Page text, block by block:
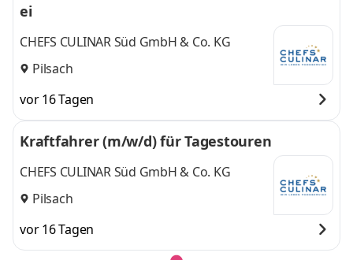
ei
CHEFS CULINAR Süd GmbH & Co. KG
Pilsach
vor 16 Tagen
Kraftfahrer (m/w/d) für Tagestouren
CHEFS CULINAR Süd GmbH & Co. KG
Pilsach
vor 16 Tagen